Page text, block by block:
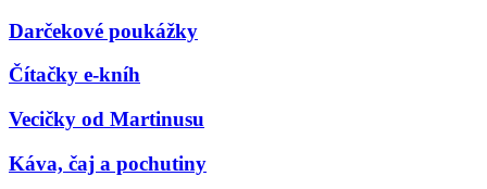
Darčekové poukážky
Čítačky e-kníh
Vecičky od Martinusu
Káva, čaj a pochutiny